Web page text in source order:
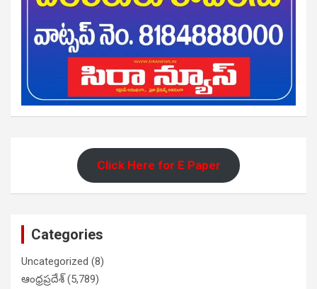
Click Here for E Paper
Categories
Uncategorized (8)
ఆంధ్రప్రదేశ్(5,789)